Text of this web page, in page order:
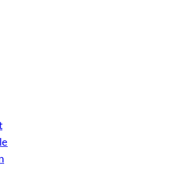
udviklingshæmmede og sent
samt voksne med psykiske lidelser